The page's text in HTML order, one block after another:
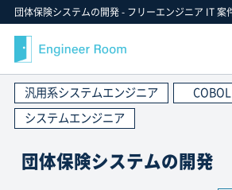
汎用系システムエンジニア
COBOL
システムエンジニア
団体保険システムの開発